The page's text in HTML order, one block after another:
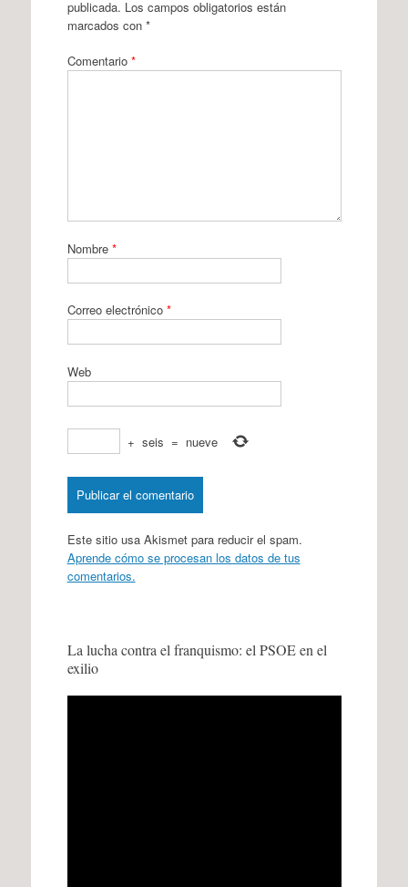
publicada. Los campos obligatorios están
marcados con *
Comentario *
Nombre *
Correo electrónico *
Web
+ seis = nueve
Este sitio usa Akismet para reducir el spam.
Aprende cómo se procesan los datos de tus
comentarios.
La lucha contra el franquismo: el PSOE en el
exilio